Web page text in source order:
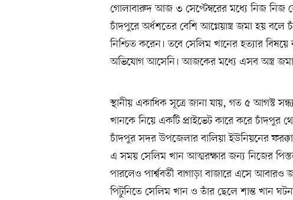
গোলাবারুদ আজ ৩ সেপ্টেম্বরের মধ্যে নিজ নিজ
চাঁদপুরে অর্ধশতের বেশি আগ্নেয়াস্ত্র জমা হয়
নিশ্চিত করেন। তবে সেলিম খানের হত্যার
অভিযোগ আসেনি। আজকের মধ্যে এসব অস্ত্র জমা
স্থানীয় একাধিক সূত্রে জানা যায়, গত ৫ আগস্ট
খানকে নিয়ে একটি প্রাইভেট কারে করে চাঁদপুর
চাঁদপুর সদর উপজেলার বালিয়া ইউনিয়নের
এ সময় সেলিম খান আত্মরক্ষার জন্য নিজের
পারলেও পার্শ্ববর্তী বাগাড়া বাজারে এসে
পিটুনিতে সেলিম খান ও তাঁর ছেলে শান্ত খান